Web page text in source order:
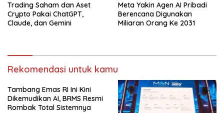
Trading Saham dan Aset
Crypto Pakai ChatGPT,
Claude, dan Gemini
Meta Yakin Agen AI Pribadi
Berencana Digunakan
Miliaran Orang Ke 2031
Rekomendasi untuk kamu
Tambang Emas RI Ini Kini
Dikemudikan AI, BRMS Resmi
Rombak Total Sistemnya